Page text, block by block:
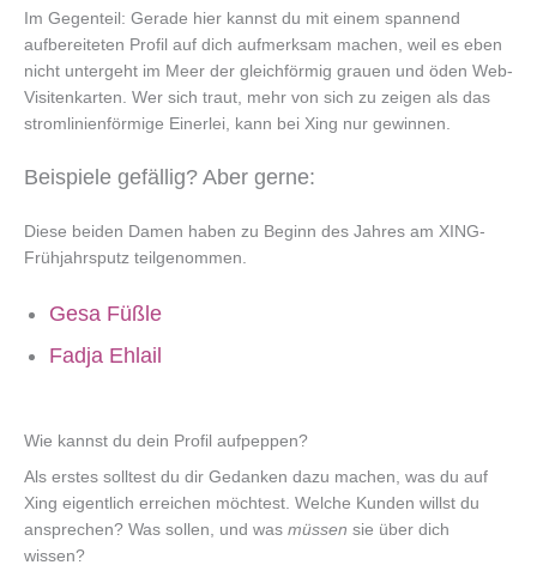
Im Gegenteil: Gerade hier kannst du mit einem spannend
aufbereiteten Profil auf dich aufmerksam machen, weil es eben
nicht untergeht im Meer der gleichförmig grauen und öden Web-
Visitenkarten. Wer sich traut, mehr von sich zu zeigen als das
stromlinienförmige Einerlei, kann bei Xing nur gewinnen.
Beispiele gefällig? Aber gerne:
Diese beiden Damen haben zu Beginn des Jahres am XING-
Frühjahrsputz teilgenommen.
Gesa Füßle
Fadja Ehlail
Wie kannst du dein Profil aufpeppen?
Als erstes solltest du dir Gedanken dazu machen, was du auf
Xing eigentlich erreichen möchtest. Welche Kunden willst du
ansprechen? Was sollen, und was müssen sie über dich
wissen?